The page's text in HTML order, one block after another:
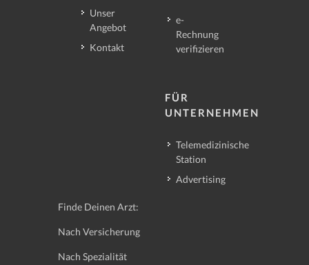
Unser
Angebot
Kontakt
e-
Rechnung
verifizieren
FÜR
UNTERNEHMEN
Telemedizinische
Station
Advertising
Finde Deinen Arzt:
Nach Versicherung
Nach Spezialität